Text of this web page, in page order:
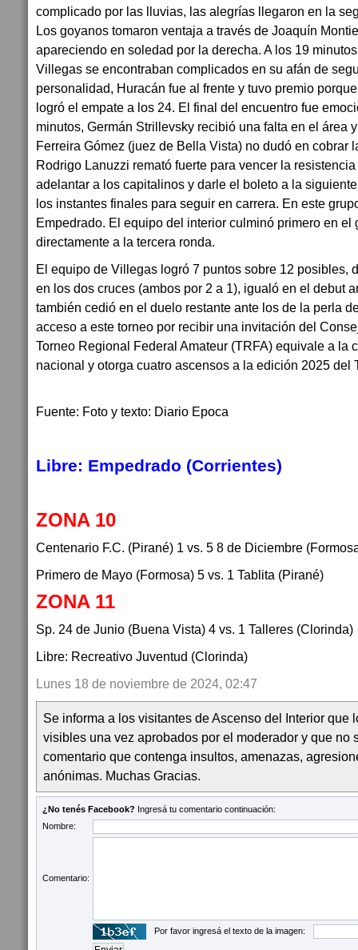
complicado por las lluvias, las alegrías llegaron en la
Los goyanos tomaron ventaja a través de Joaquín
apareciendo en soledad por la derecha. A los 19
Villegas se encontraban complicados en su afán de
personalidad, Huracán fue al frente y tuvo premio
logró el empate a los 24. El final del encuentro fue
minutos, Germán Strillevsky recibió una falta en el área
Ferreira Gómez (juez de Bella Vista) no dudó en cobrar
Rodrigo Lanuzzi remató fuerte para vencer la
adelantar a los capitalinos y darle el boleto a la
los instantes finales para seguir en carrera. En este
Empedrado. El equipo del interior culminó primero en el
directamente a la tercera ronda.
El equipo de Villegas logró 7 puntos sobre 12 posibles,
en los dos cruces (ambos por 2 a 1), igualó en el debut
también cedió en el duelo restante ante los de la perla
acceso a este torneo por recibir una invitación del
Torneo Regional Federal Amateur (TRFA) equivale a la
nacional y otorga cuatro ascensos a la edición 2025 del
Fuente: Foto y texto: Diario Epoca
Libre: Empedrado (Corrientes)
ZONA 10
Centenario F.C. (Pirané) 1 vs. 5 8 de Diciembre
Primero de Mayo (Formosa) 5 vs. 1 Tablita (Pirané)
ZONA 11
Sp. 24 de Junio (Buena Vista) 4 vs. 1 Talleres (Clorinda)
Libre: Recreativo Juventud (Clorinda)
Lunes 18 de noviembre de 2024, 02:47
Se informa a los visitantes de Ascenso del Interior que
visibles una vez aprobados por el moderador y que no
comentario que contenga insultos, amenazas,
anónimas. Muchas Gracias.
¿No tenés Facebook? Ingresá tu comentario continuación:
Nombre:
Comentario:
Por favor ingresá el texto de la imagen: